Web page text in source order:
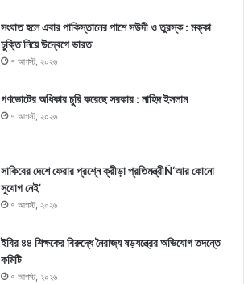
সংঘাত হলে এবার পাকিস্তানের পাশে সউদী ও তুরস্ক : মক্কা
চুক্তি নিয়ে উদ্বেগে ভারত
৭ আগস্ট, ২০২৬
গণভোটের অধিকার চুরি করেছে সরকার : নাহিদ ইসলাম
৭ আগস্ট, ২০২৬
সাকিবের দেশে ফেরার প্রশ্নে ক্রীড়া প্রতিমন্ত্রীÑ‘আর কোনো
সুযোগ নেই’
৭ আগস্ট, ২০২৬
ইবির ৪৪ শিক্ষকের বিরুদ্ধে নৈরাজ্য ষড়যন্ত্রের অভিযোগ তদন্তে
কমিটি
৭ আগস্ট, ২০২৬